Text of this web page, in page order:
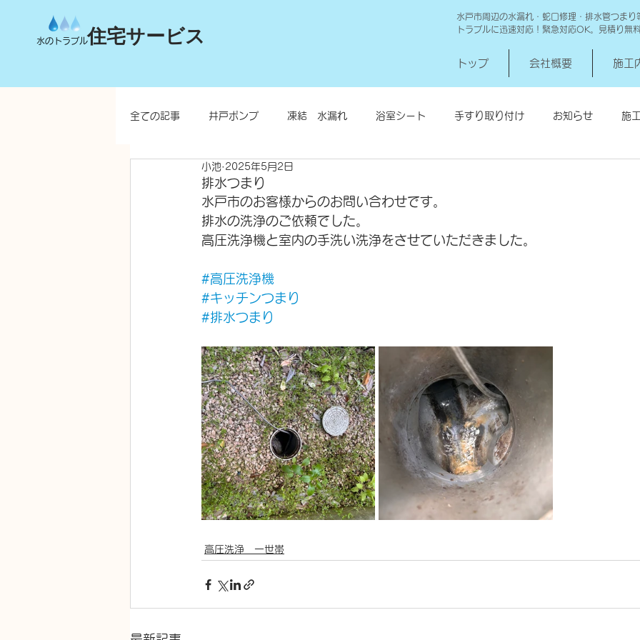
水のトラブル住宅サービス
水戸市周辺の水漏れ・蛇口修理・排水管つまり
トラブルに迅速対応！緊急対応OK。見積り無料
トップ 会社概要 施工
全ての記事 井戸ポンプ 凍結 水漏れ 浴室シート 手すり取り付け お知らせ 施
洗面所 お風呂
水栓柱・不凍水栓柱
排水つまり
小池 2025年5月2日
水戸市のお客様からのお問い合わせです。
排水の洗浄のご依頼でした。
高圧洗浄機と室内の手洗い洗浄をさせていただきました。
#高圧洗浄機
#キッチンつまり
#排水つまり
高圧洗浄 一世帯